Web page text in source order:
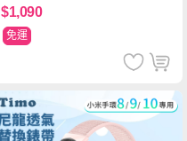
$1,090
免運